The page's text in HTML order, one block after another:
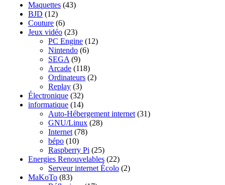
Maquettes (43)
BJD (12)
Couture (6)
Jeux vidéo (23)
PC Engine (12)
Nintendo (6)
SEGA (9)
Arcade (118)
Ordinateurs (2)
Replay (3)
Électronique (32)
informatique (14)
Auto-Hébergement internet (31)
GNU/Linux (28)
Internet (78)
bépo (10)
Raspberry Pi (25)
Energies Renouvelables (22)
Serveur internet Écolo (2)
MaKoTo (83)